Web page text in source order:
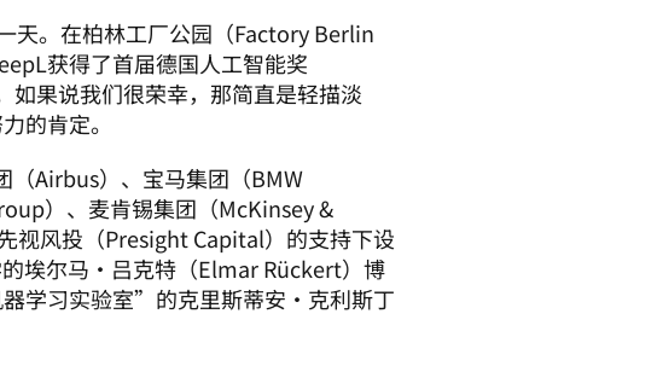
天。在柏林工厂公园（Factory Berlin
获得了首届德国人工智能奖
如果说我们很荣幸，那简直是轻描淡
的肯定。
（Airbus）、宝马集团（BMW
）、麦肯锡集团（McKinsey &
视风投（Presight Capital）的支持下设
埃尔马·吕克特（Elmar Rückert）博
学习实验室”的克里斯蒂安·克利斯丁